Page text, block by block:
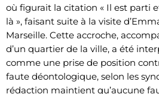
où figurait la citation « Il est parti
là », faisant suite à la visite
Marseille. Cette accroche,
d’un quartier de la ville, a été
comme une prise de position
faute déontologique, selon les
rédaction maintient qu’aucune